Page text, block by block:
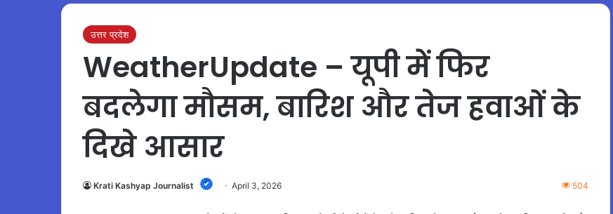
उत्तर प्रदेश
WeatherUpdate – यूपी में फिर
बदलेगा मौसम, बारिश और तेज हवाओं के
दिखे आसार
Krati Kashyap Journalist April 3, 2026 504